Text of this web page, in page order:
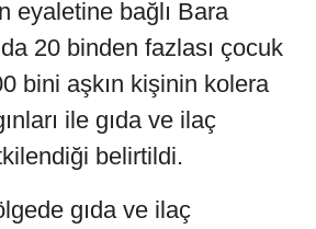
eyaletine bağlı Bara
20 binden fazlası çocuk
bini aşkın kişinin kolera
ile gıda ve ilaç
belirtildi.
gıda ve ilaç